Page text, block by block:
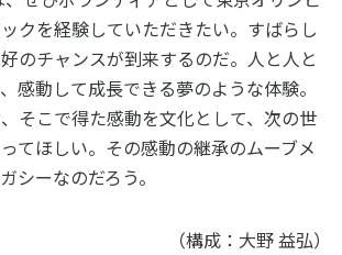
クを経験していただきたい。すばらし
のチャンスが到来するのだ。人と人と
感動して成長できる夢のような体験。
そこで得た感動を文化として、次の世
てほしい。その感動の継承のムーブメ
シーなのだろう。
（構成：大野 益弘）